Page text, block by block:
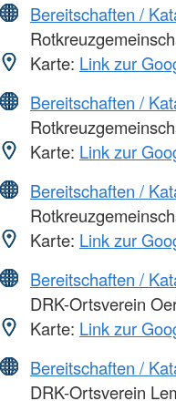
Bereitschaften /
Karte: Link zur
Bereitschaften /
Karte: Link zur
Bereitschaften /
Karte: Link zur
Bereitschaften /
DRK-Ortsverein
Karte: Link zur
Bereitschaften /
DRK-Ortsverein